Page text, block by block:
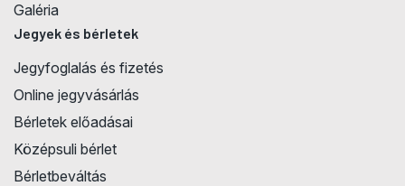
Galéria
Jegyek és bérletek
Jegyfoglalás és fizetés
Online jegyvásárlás
Bérletek előadásai
Középsuli bérlet
Bérletbeváltás